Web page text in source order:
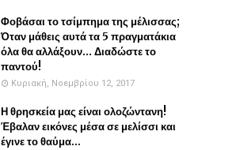
Φοβάσαι το τσίμπημα της μέλισσας;
Όταν μάθεις αυτά τα 5 πραγματάκια
όλα θα αλλάξουν... Διαδώστε το
παντού!
Κυριακή, Νοεμβρίου 12, 2017
Η θρησκεία μας είναι ολοζώντανη!
Έβαλαν εικόνες μέσα σε μελίσσι και
έγινε το θαύμα...